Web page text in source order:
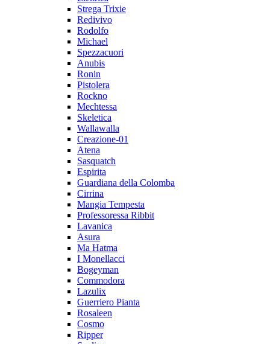
Strega Trixie
Redivivo
Rodolfo
Michael
Spezzacuori
Anubis
Ronin
Pistolera
Rockno
Mechtessa
Skeletica
Wallawalla
Creazione-01
Atena
Sasquatch
Espirita
Guardiana della Colomba
Cirrina
Mangia Tempesta
Professoressa Ribbit
Lavanica
Asura
Ma Hatma
I Monellacci
Bogeyman
Commodora
Lazulix
Guerriero Pianta
Rosaleen
Cosmo
Ripper